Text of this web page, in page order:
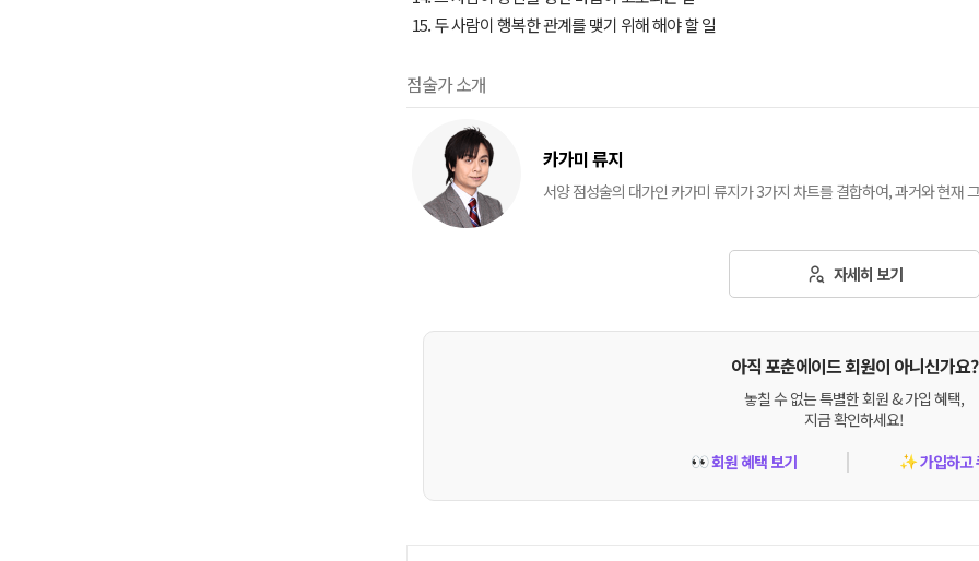
15. 두 사람이 행복한 관계를 맺기 위해 해야 할 일
점술가 소개
카가미 류지
서양 점성술의 대가인 카가미 류지가 3가지 차트를 결합하여, 과거와 현재
자세히 보기
아직 포춘에이드 회원이 아니신가요?
놓칠 수 없는 특별한 회원 & 가입 혜택,
지금 확인하세요!
👀회원 혜택 보기 ✨가입하고